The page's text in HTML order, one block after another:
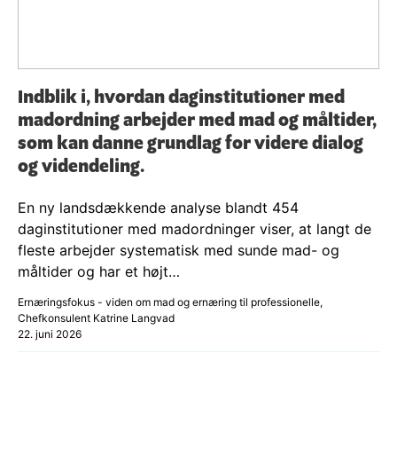
Indblik i, hvordan daginstitutioner med
madordning arbejder med mad og måltider,
som kan danne grundlag for videre dialog
og videndeling.
En ny landsdækkende analyse blandt 454
daginstitutioner med madordninger viser, at langt de
fleste arbejder systematisk med sunde mad- og
måltider og har et højt…
Ernæringsfokus - viden om mad og ernæring til professionelle,
Chefkonsulent Katrine Langvad
22. juni 2026